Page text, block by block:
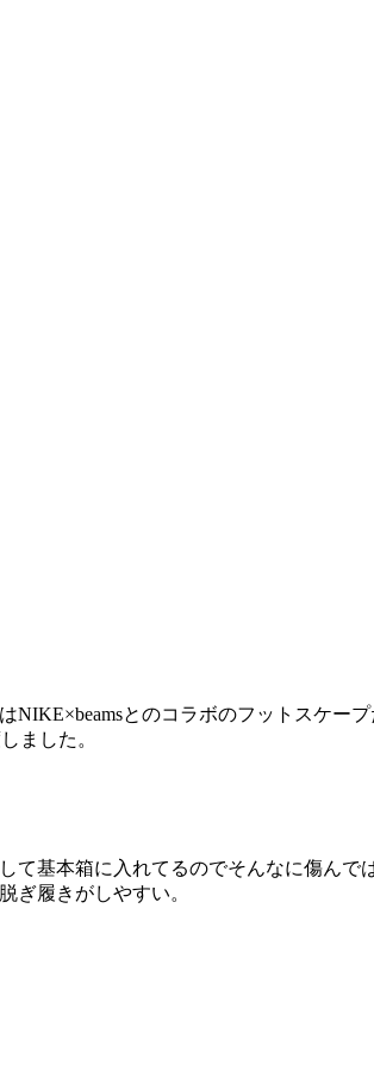
NIKE×beamsとのコラボのフットスケー
ました。
て基本箱に入れてるのでそんなに傷ん
ぎ履きがしやすい。